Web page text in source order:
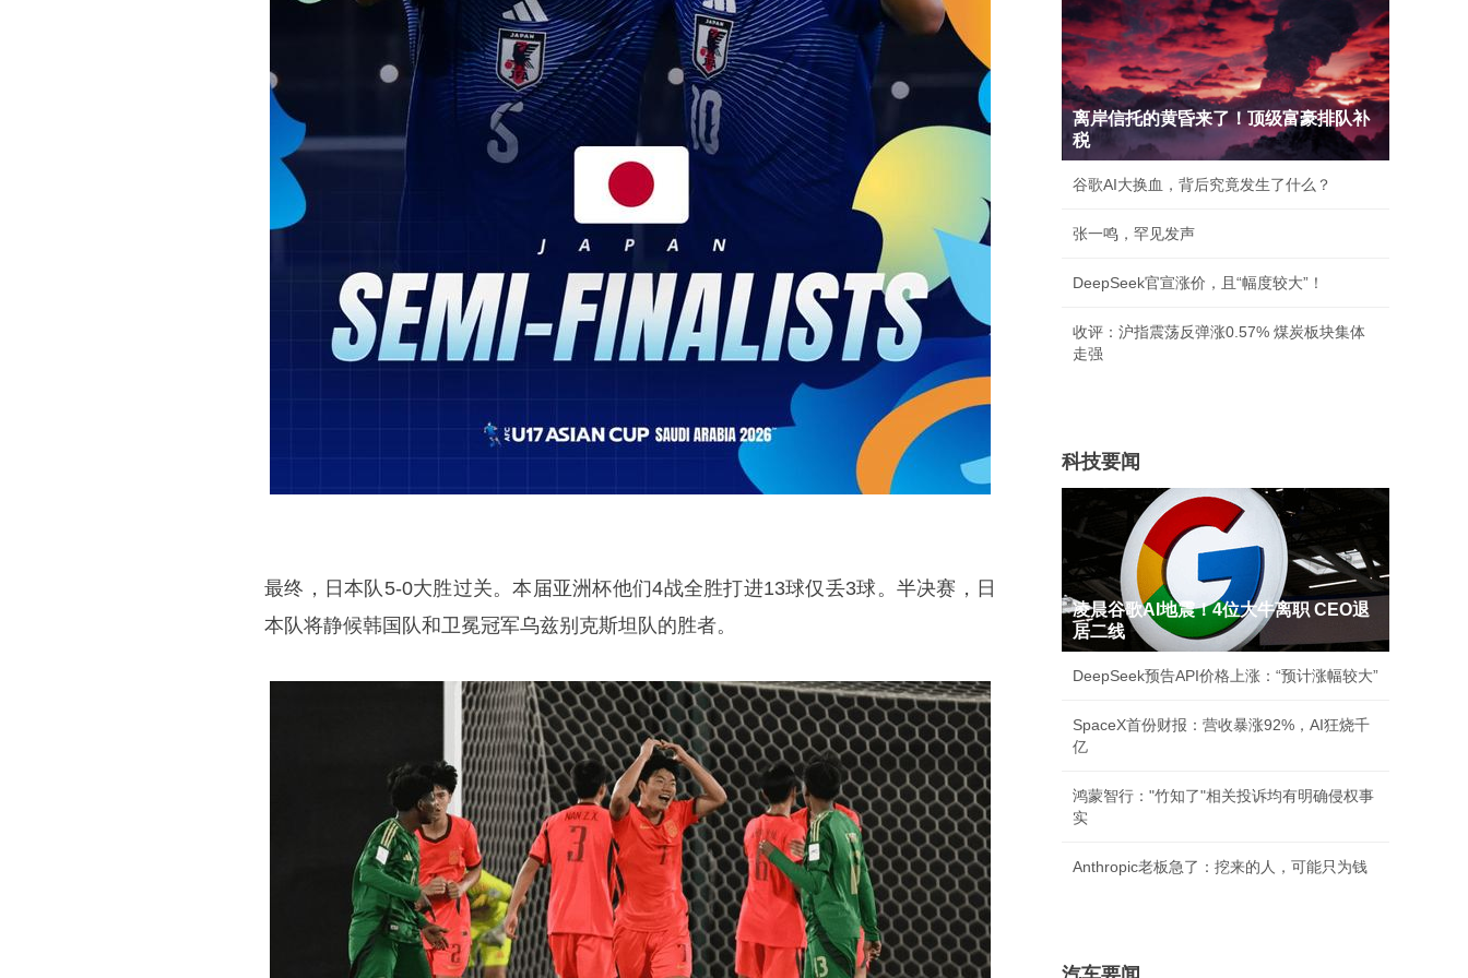
最终，日本队5-0大胜过关。本届亚洲杯他们4战全胜打进13球仅丢3球。半决赛，日
本队将静候韩国队和卫冕冠军乌兹别克斯坦队的胜者。
离岸信托的黄昏来了！顶级富豪排队补
税
谷歌AI大换血，背后究竟发生了什么？
张一鸣，罕见发声
DeepSeek官宣涨价，且“幅度较大”！
收评：沪指震荡反弹涨0.57% 煤炭板块集体
走强
科技要闻
凌晨谷歌AI地震！4位大牛离职 CEO退
居二线
DeepSeek预告API价格上涨：“预计涨幅较大”
SpaceX首份财报：营收暴涨92%，AI狂烧千
亿
鸿蒙智行："竹知了"相关投诉均有明确侵权事
实
Anthropic老板急了：挖来的人，可能只为钱